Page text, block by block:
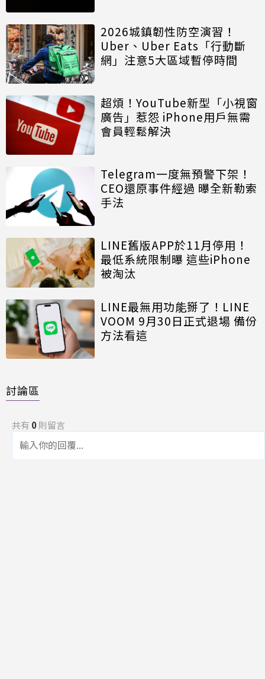
2026城鎮韌性防空演習！
Uber、Uber Eats「行動斷
網」注意5大區域暫停時間
超煩！YouTube新型「小視窗
廣告」惹怨 iPhone用戶無需
會員輕鬆解決
Telegram一度無預警下架！
CEO還原事件經過 曝全新勒索
手法
LINE舊版APP於11月停用！
最低系統限制曝 這些iPhone
被淘汰
LINE最無用功能掰了！LINE
VOOM 9月30日正式退場 備份
方法看這
討論區
共有 0則留言